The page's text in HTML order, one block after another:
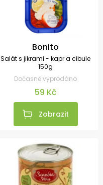
Bonito
Salát s jikrami - kapr a cibule
150g
Dočasně vyprodáno
59 Kč
Zobrazit